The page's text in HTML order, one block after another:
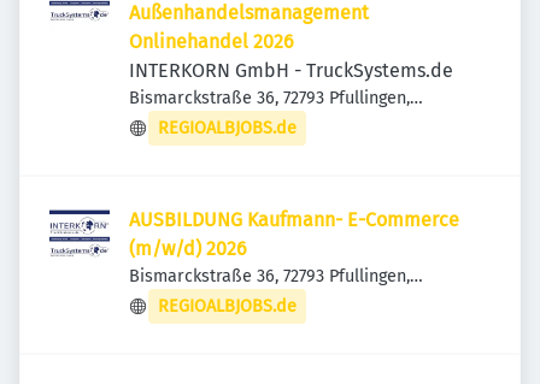
Außenhandelsmanagement
Onlinehandel 2026
INTERKORN GmbH - TruckSystems.de
Bismarckstraße 36, 72793 Pfullingen,
Deutschland
REGIOALBJOBS.de
AUSBILDUNG Kaufmann- E-Commerce
(m/w/d) 2026
Bismarckstraße 36, 72793 Pfullingen,
Deutschland
REGIOALBJOBS.de